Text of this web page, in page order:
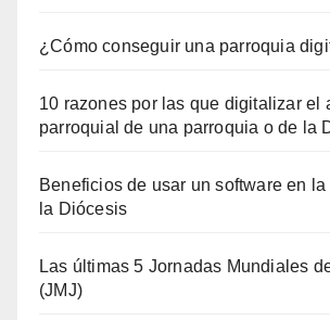
¿Cómo conseguir una parroquia
10 razones por las que digitalizar el
parroquial de una parroquia o de la
Beneficios de usar un software en
la Diócesis
Las últimas 5 Jornadas Mundiales
(JMJ)